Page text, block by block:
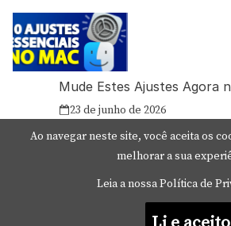
Mude Estes Ajustes Agora
23 de junho de 2026
Como Usar os Cantos de
Ao navegar neste site, você aceita os
melhorar a sua
Leia a nossa Política de